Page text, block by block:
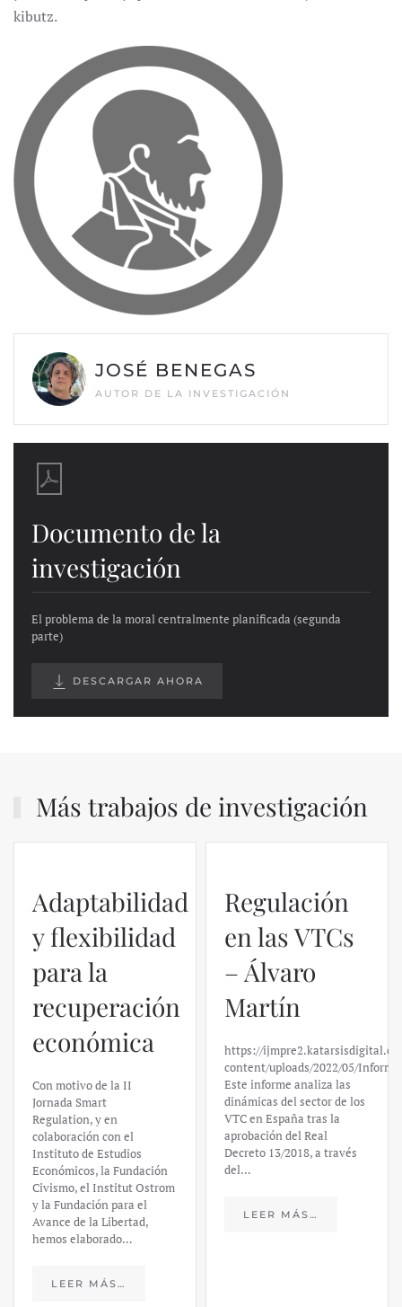
kibutz.
JOSÉ BENEGAS
AUTOR DE LA INVESTIGACIÓN
Documento de la
investigación
El problema de la moral centralmente planificada (segunda
parte)
DESCARGAR AHORA
Más trabajos de investigación
Adaptabilidad
y flexibilidad
para la
recuperación
económica
Con motivo de la II
Jornada Smart
Regulation, y en
colaboración con el
Instituto de Estudios
Económicos, la Fundación
Civismo, el Institut Ostrom
y la Fundación para el
Avance de la Libertad,
hemos elaborado…
LEER MÁS…
Regulación
en las VTCs
– Álvaro
Martín
https://
content/uploads/2022/05/
Este informe analiza las
dinámicas del sector de los
VTC en España tras la
aprobación del Real
Decreto 13/2018, a través
del…
LEER MÁS…